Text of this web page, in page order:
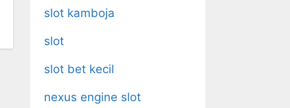
slot kamboja
slot
slot bet kecil
nexus engine slot